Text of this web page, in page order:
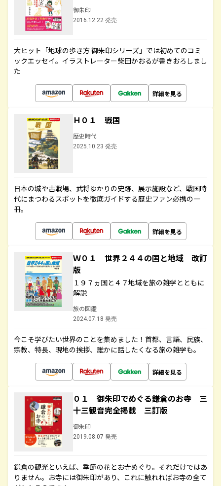
御朱印
2016.12.22 発売
大ヒット「地球の歩き方 御朱印シリーズ」では初めてのコミ
ックエッセイ。イラストレーター柴田かおるが書きおろしまし
た
詳細を見る
Ｈ０１ 戦国
歴史時代
2025.10.23 発売
日本の城や古戦場、武将ゆかりの史跡、展示施設など、戦国時
代にまつわるスポットを徹底ガイドする歴史ファン必携の一
冊。
詳細を見る
Ｗ０１ 世界２４４の国と地域 改訂
版
１９７ヵ国と４７地域を旅の雑学とともに
解説
旅の図鑑
2024.07.18 発売
今こそ学びたい世界のことを集めました！首都、言語、民族、
宗教、特長、現地の挨拶、誰かに話したくなる旅の雑学も。
詳細を見る
０１ 御朱印でめぐる鎌倉のお寺 三
十三観音完全掲載 三訂版
御朱印
2019.08.07 発売
鎌倉の観光といえば、季節の花とお寺めぐり。それだけではあ
りません。お寺には御朱印があり、これに触れればお寺の全て